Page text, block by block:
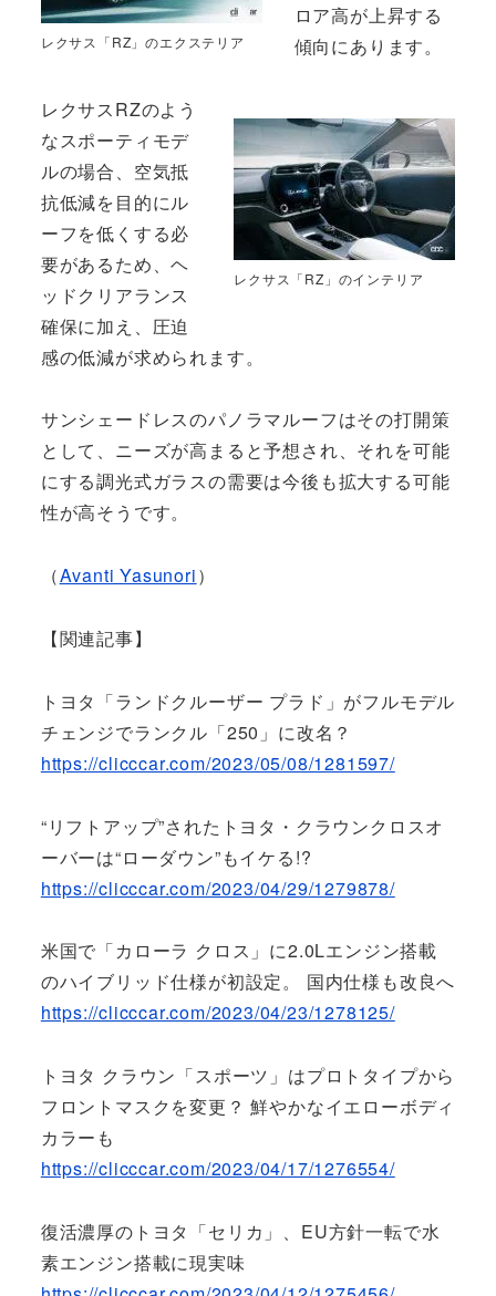
レクサス「RZ」のエクステリア
ロア高が上昇する
傾向にあります。
レクサス「RZ」のインテリア
レクサスRZのよう
なスポーティモデ
ルの場合、空気抵
抗低減を目的にル
ーフを低くする必
要があるため、ヘ
ッドクリアランス
確保に加え、圧迫
感の低減が求められます。
サンシェードレスのパノラマルーフはその打開策
として、ニーズが高まると予想され、それを可能
にする調光式ガラスの需要は今後も拡大する可能
性が高そうです。
（Avanti Yasunori）
【関連記事】
トヨタ「ランドクルーザー プラド」がフルモデル
チェンジでランクル「250」に改名？
https://clicccar.com/2023/05/08/1281597/
“リフトアップ”されたトヨタ・クラウンクロスオ
ーバーは“ローダウン”もイケる!?
https://clicccar.com/2023/04/29/1279878/
米国で「カローラ クロス」に2.0Lエンジン搭載
のハイブリッド仕様が初設定。 国内仕様も改良へ
https://clicccar.com/2023/04/23/1278125/
トヨタ クラウン「スポーツ」はプロトタイプから
フロントマスクを変更？ 鮮やかなイエローボディ
カラーも
https://clicccar.com/2023/04/17/1276554/
復活濃厚のトヨタ「セリカ」、EU方針一転で水
素エンジン搭載に現実味